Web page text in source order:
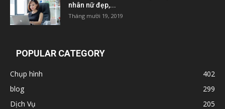
nhân nữ đẹp,...
Tháng mười 19, 2019
POPULAR CATEGORY
Chụp hình
402
blog
299
Dịch Vụ
205